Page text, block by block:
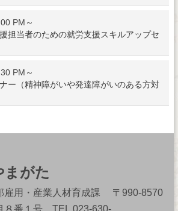
PM～
担当者のための就労支援スキルアップセ
PM～
ー（精神障がいや発達障がいのある方対
まがた
雇用・産業人材育成課 〒990-8570
８番１号 TEL.023-630-